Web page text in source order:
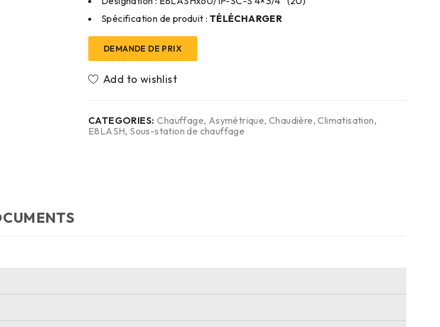
Spécification de produit : TÉLÉCHARGER
DEMANDE DE PRIX
CATEGORIES: Chauffage, Asymétrique,Chaudière,Climatisation,
E8LASH, Sous-station de chauffage